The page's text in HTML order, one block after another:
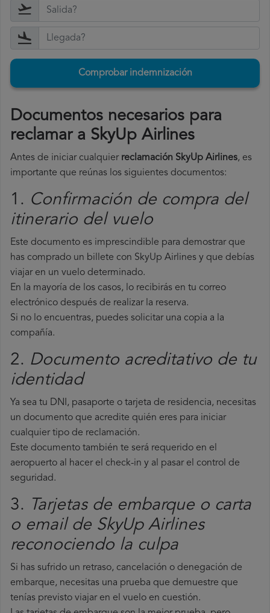
Comprobar indemnización
Documentos necesarios para
reclamar a SkyUp Airlines
Antes de iniciar cualquier reclamación SkyUp Airlines, es
importante que reúnas los siguientes documentos:
1. Confirmación de compra del
itinerario del vuelo
Este documento es imprescindible para demostrar que
has comprado un billete con SkyUp Airlines y que debías
viajar en un vuelo determinado.
En la mayoría de los casos, lo recibirás en tu correo
electrónico después de realizar la reserva.
Si no lo encuentras, puedes solicitar una copia a la
compañía.
2. Documento acreditativo de tu
identidad
Ya sea tu DNI, pasaporte o tarjeta de residencia, necesitas
un documento que acredite quién eres para iniciar
cualquier tipo de reclamación.
Este documento también te será requerido en el
aeropuerto al hacer el check-in y al pasar el control de
seguridad.
3.
Tarjetas de embarque o carta
o email de SkyUp Airlines
reconociendo la culpa
Si has sufrido un retraso, cancelación o denegación de
embarque, necesitas una prueba que demuestre que
tenías previsto viajar en el vuelo en cuestión.